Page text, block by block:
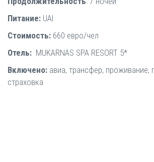
Питание: UAl
Стоимость: 660 евро/чел
Отель: MUKARNAS SPA RESORT 5*
Включено: авиа, трансфер, проживание,
страховка